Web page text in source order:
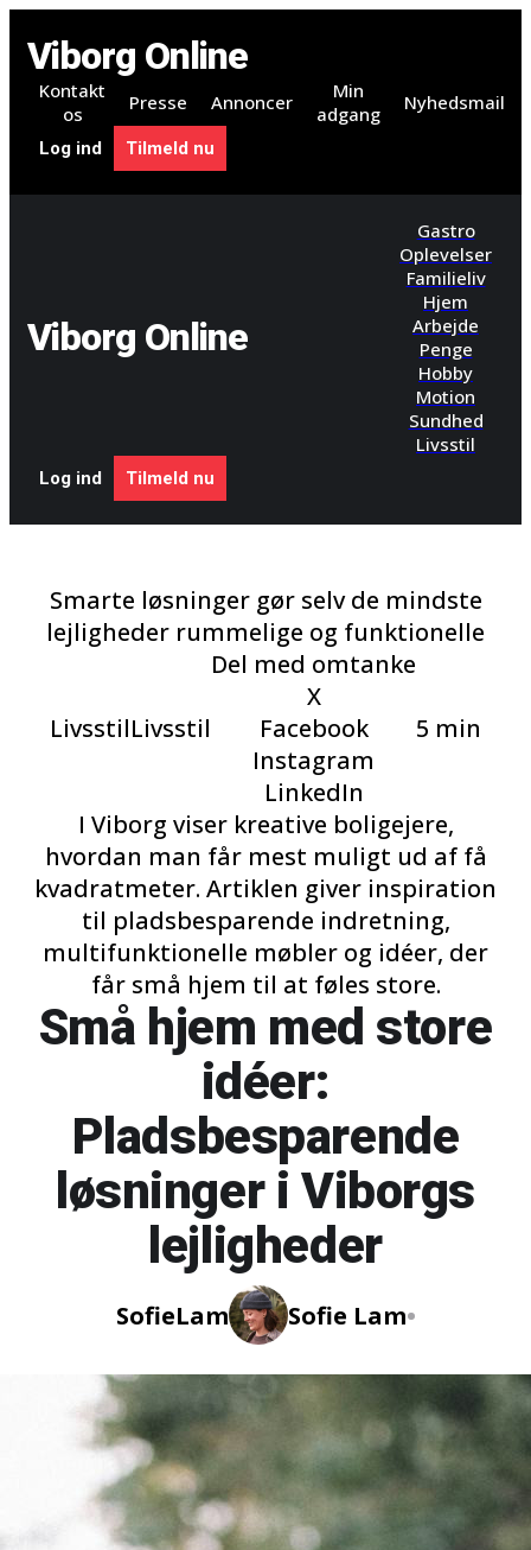
Viborg Online
Kontakt
os
Presse Annoncer
Min
adgang
Nyhedsmail
Log ind Tilmeld nu
Viborg Online
Gastro
Oplevelser
Familieliv
Hjem
Arbejde
Penge
Hobby
Motion
Sundhed
Livsstil
Log ind Tilmeld nu
Små hjem med store
idéer:
Pladsbesparende
løsninger i Viborgs
lejligheder
Smarte løsninger gør selv de mindste
lejligheder rummelige og funktionelle
LivsstilLivsstil
Del med omtanke
X
Facebook
Instagram
LinkedIn
5 min
I Viborg viser kreative boligejere,
hvordan man får mest muligt ud af få
kvadratmeter. Artiklen giver inspiration
til pladsbesparende indretning,
multifunktionelle møbler og idéer, der
får små hjem til at føles store.
Sofie Lam
SofieLam